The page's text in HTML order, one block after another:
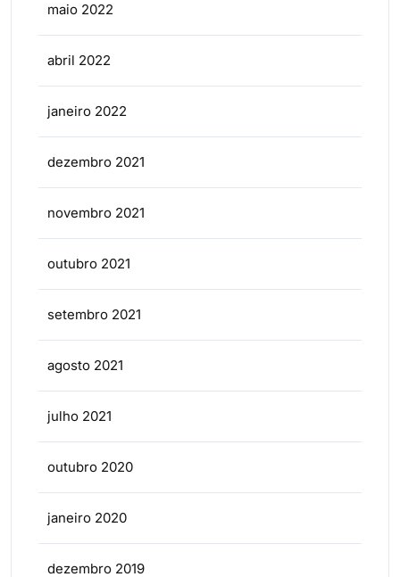
maio 2022
abril 2022
janeiro 2022
dezembro 2021
novembro 2021
outubro 2021
setembro 2021
agosto 2021
julho 2021
outubro 2020
janeiro 2020
dezembro 2019